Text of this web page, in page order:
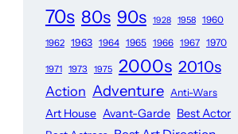
70s 80s 90s 1928 1958 1960
1962 1963 1964 1965 1966 1967 1970
1971 1973 1975 2000s 2010s
Action Adventure Anti-Wars
Art House Avant-Garde Best Actor